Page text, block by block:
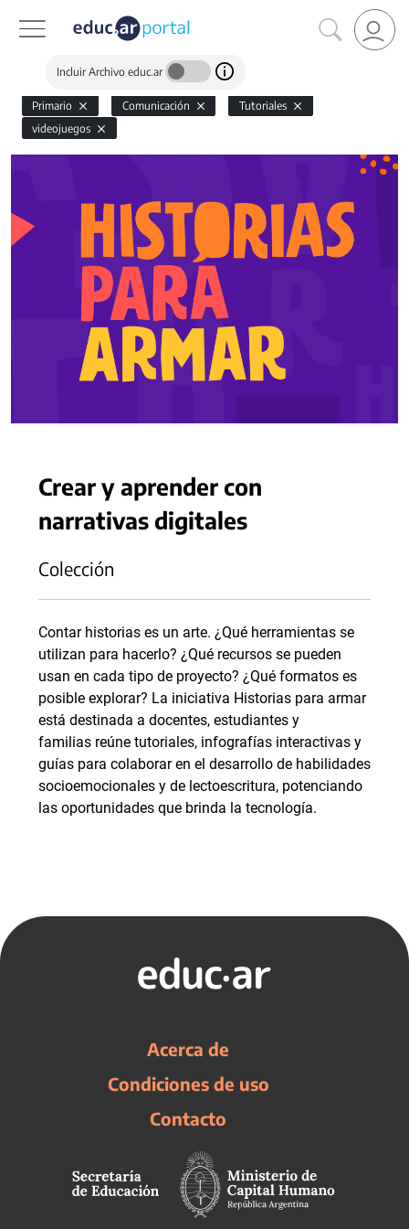
Incluir Archivo educ.ar
Primario Comunicación
Tutoriales
videojuegos
Crear y aprender con
narrativas digitales
Colección
Contar historias es un arte. ¿Qué herramientas se
utilizan para hacerlo? ¿Qué recursos se pueden
usan en cada tipo de proyecto? ¿Qué formatos es
posible explorar? La iniciativa Historias para armar
está destinada a docentes, estudiantes y
familias reúne tutoriales, infografías interactivas y
guías para colaborar en el desarrollo de habilidades
socioemocionales y de lectoescritura, potenciando
las oportunidades que brinda la tecnología.
Acerca de
Condiciones de uso
Contacto